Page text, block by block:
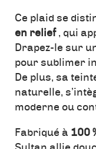
Ce plaid se
en relief, qui
Drapez-le sur
pour sublimer
De plus, sa
naturelle,
moderne ou
Fabriqué à 100